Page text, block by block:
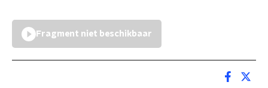
Fragment niet beschikbaar